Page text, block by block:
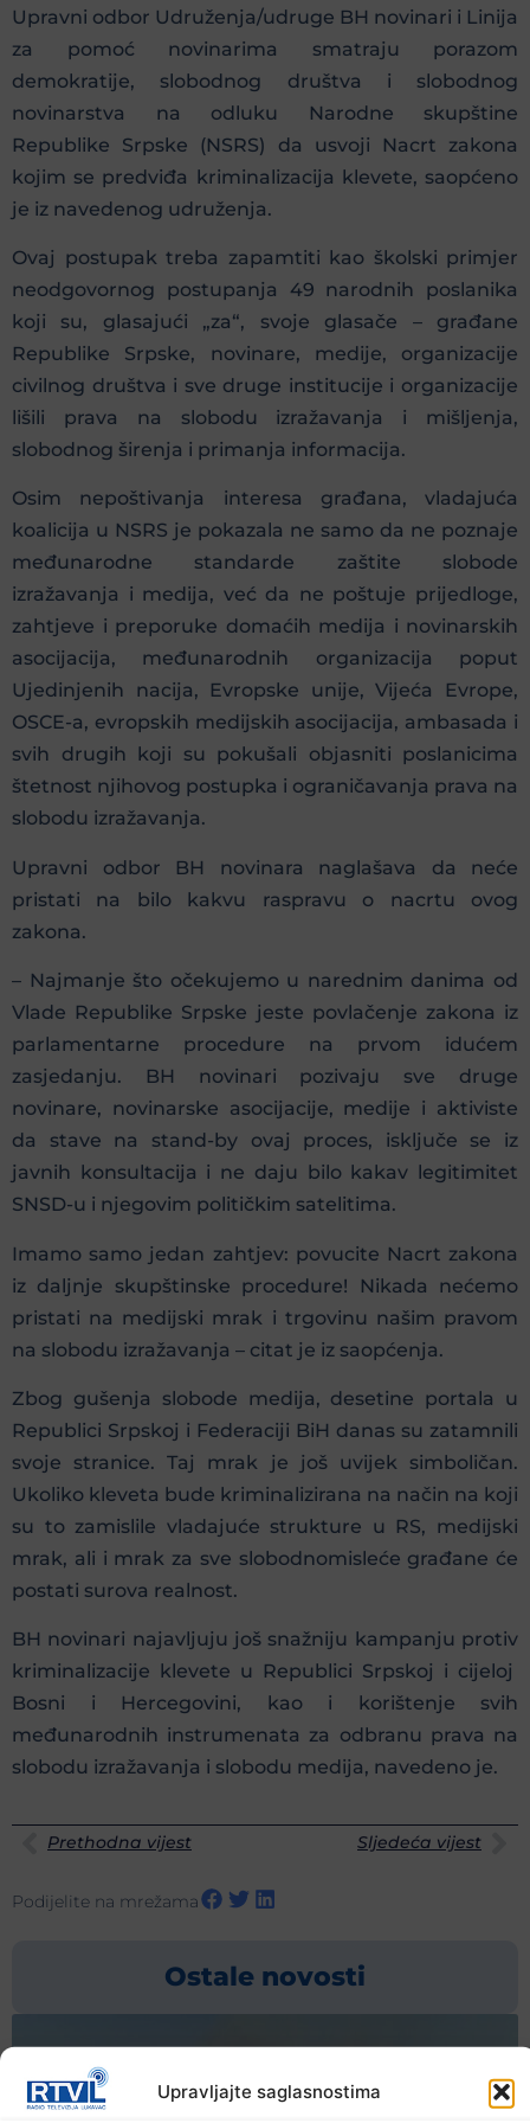
Upravljajte saglasnostima
Upravni odbor Udruženja/udruge BH novinari i Linija
za pomoć novinarima smatraju porazom
demokratije, slobodnog društva i slobodnog
novinarstva na odluku Narodne skupštine
Republike Srpske (NSRS) da usvoji Nacrt zakona
kojim se predviđa kriminalizacija klevete, saopćeno
je iz navedenog udruženja.
Ovaj postupak treba zapamtiti kao školski primjer
neodgovornog postupanja 49 narodnih poslanika
koji su, glasajući „za“, svoje glasače – građane
Republike Srpske, novinare, medije, organizacije
civilnog društva i sve druge institucije i organizacije
lišili prava na slobodu izražavanja i mišljenja,
slobodnog širenja i primanja informacija.
Osim nepoštivanja interesa građana, vladajuća
koalicija u NSRS je pokazala ne samo da ne poznaje
međunarodne standarde zaštite slobode
izražavanja i medija, već da ne poštuje prijedloge,
zahtjeve i preporuke domaćih medija i novinarskih
asocijacija, međunarodnih organizacija poput
Ujedinjenih nacija, Evropske unije, Vijeća Evrope,
OSCE-a, evropskih medijskih asocijacija, ambasada i
svih drugih koji su pokušali objasniti poslanicima
štetnost njihovog postupka i ograničavanja prava na
slobodu izražavanja.
Upravni odbor BH novinara naglašava da neće
pristati na bilo kakvu raspravu o nacrtu ovog
zakona.
– Najmanje što očekujemo u narednim danima od
Vlade Republike Srpske jeste povlačenje zakona iz
parlamentarne procedure na prvom idućem
zasjedanju. BH novinari pozivaju sve druge
novinare, novinarske asocijacije, medije i aktiviste
da stave na stand-by ovaj proces, isključe se iz
javnih konsultacija i ne daju bilo kakav legitimitet
SNSD-u i njegovim političkim satelitima.
Imamo samo jedan zahtjev: povucite Nacrt zakona
iz daljnje skupštinske procedure! Nikada nećemo
pristati na medijski mrak i trgovinu našim pravom
na slobodu izražavanja – citat je iz saopćenja.
Zbog gušenja slobode medija, desetine portala u
Republici Srpskoj i Federaciji BiH danas su zatamnili
svoje stranice. Taj mrak je još uvijek simboličan.
Ukoliko kleveta bude kriminalizirana na način na koji
su to zamislile vladajuće strukture u RS, medijski
mrak, ali i mrak za sve slobodnomisleće građane će
postati surova realnost.
BH novinari najavljuju još snažniju kampanju protiv
kriminalizacije klevete u Republici Srpskoj i cijeloj
Bosni i Hercegovini, kao i korištenje svih
međunarodnih instrumenata za odbranu prava na
slobodu izražavanja i slobodu medija, navedeno je.
Prethodna vijest Sljedeća vijest
Podijelite na mrežama
Ostale novosti